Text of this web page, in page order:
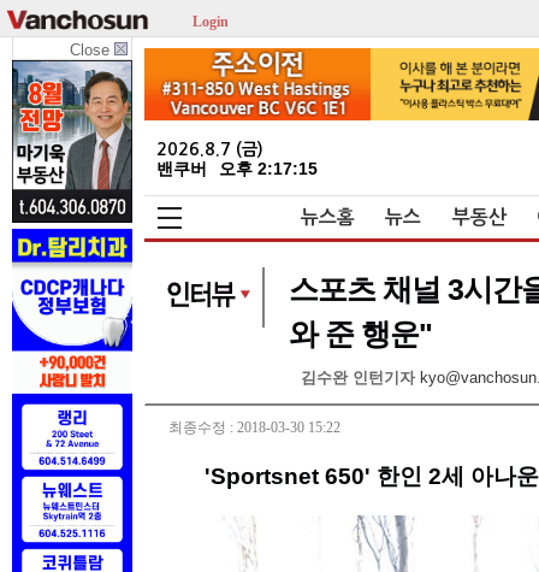
Login
Close
2026.8.7 (금)
밴쿠버 오후 2:17:16
뉴스홈 뉴스 부동산
스포츠 채널 3시간
와 준 행운"
김수완 인턴기자
최종수정 : 2018-03-30 15:22
'Sportsnet 650' 한인 2세 아나